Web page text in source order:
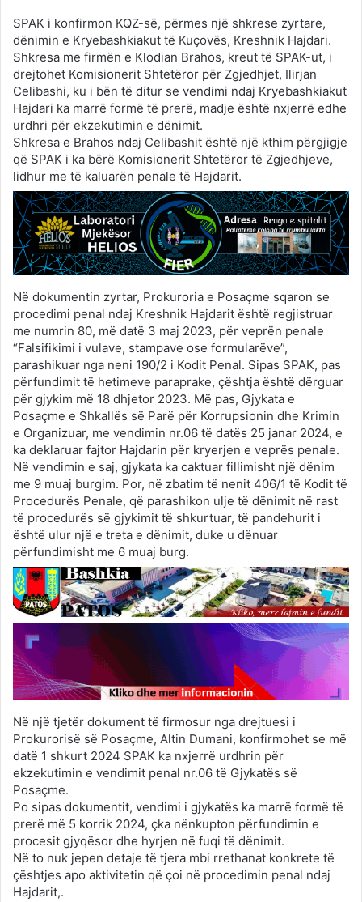
SPAK i konfirmon KQZ-së, përmes një shkrese zyrtare,
dënimin e Kryebashkiakut të Kuçovës, Kreshnik Hajdari.
Shkresa me firmën e Klodian Brahos, kreut të SPAK-ut, i
drejtohet Komisionerit Shtetëror për Zgjedhjet, Ilirjan
Celibashi, ku i bën të ditur se vendimi ndaj Kryebashkiakut
Hajdari ka marrë formë të prerë, madje është nxjerrë edhe
urdhri për ekzekutimin e dënimit.
Shkresa e Brahos ndaj Celibashit është një kthim përgjigje
që SPAK i ka bërë Komisionerit Shtetëror të Zgjedhjeve,
lidhur me të kaluarën penale të Hajdarit.
Në dokumentin zyrtar, Prokuroria e Posaçme sqaron se
procedimi penal ndaj Kreshnik Hajdarit është regjistruar
me numrin 80, më datë 3 maj 2023, për veprën penale
“Falsifikimi i vulave, stampave ose formularëve”,
parashikuar nga neni 190/2 i Kodit Penal. Sipas SPAK, pas
përfundimit të hetimeve paraprake, çështja është dërguar
për gjykim më 18 dhjetor 2023. Më pas, Gjykata e
Posaçme e Shkallës së Parë për Korrupsionin dhe Krimin
e Organizuar, me vendimin nr.06 të datës 25 janar 2024, e
ka deklaruar fajtor Hajdarin për kryerjen e veprës penale.
Në vendimin e saj, gjykata ka caktuar fillimisht një dënim
me 9 muaj burgim. Por, në zbatim të nenit 406/1 të Kodit të
Procedurës Penale, që parashikon ulje të dënimit në rast
të procedurës së gjykimit të shkurtuar, të pandehurit i
është ulur një e treta e dënimit, duke u dënuar
përfundimisht me 6 muaj burg.
Në një tjetër dokument të firmosur nga drejtuesi i
Prokurorisë së Posaçme, Altin Dumani, konfirmohet se më
datë 1 shkurt 2024 SPAK ka nxjerrë urdhrin për
ekzekutimin e vendimit penal nr.06 të Gjykatës së
Posaçme.
Po sipas dokumentit, vendimi i gjykatës ka marrë formë të
prerë më 5 korrik 2024, çka nënkupton përfundimin e
procesit gjyqësor dhe hyrjen në fuqi të dënimit.
Në to nuk jepen detaje të tjera mbi rrethanat konkrete të
çështjes apo aktivitetin që çoi në procedimin penal ndaj
Hajdarit,.